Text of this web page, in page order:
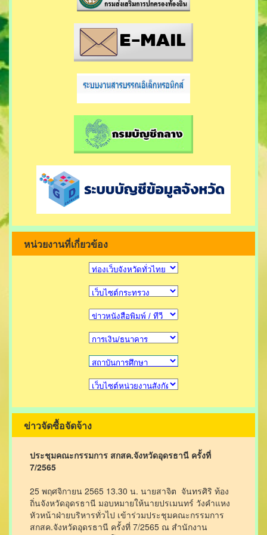
หน่วยงานที่เกี่ยวข้อง
ข่าวจัดซื้อจัดจ้าง
ประชุมคณะกรรมการ สกสค.จังหวัดอุดรธานี ครั้งที่
7/2565
25 พฤศจิกายน 2565 13.30 น. นายสาจิต จันทรศิริ ท้อง
ถิ่นจังหวัดอุดรธานี มอบหมายให้นายปรเมนทร์ วังคำแหง
หัวหน้าฝ่ายบริหารทั่วไป เข้าร่วมประชุมคณะกรรมการ
สกสค.จังหวัดอุดรธานี ครั้งที่ 7/2565 ณ สำนักงาน